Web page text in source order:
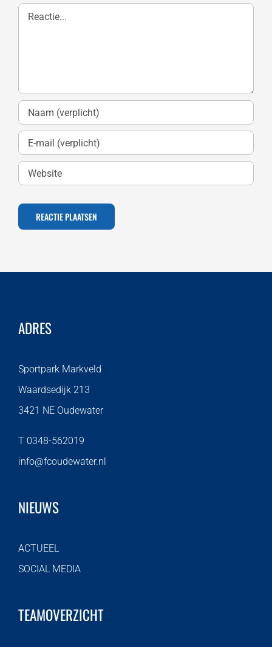
Reactie
ADRES
Sportpark Markveld
Waardsedijk 213
3421 NE Oudewater
T 0348-562019
info@fcoudewater.nl
NIEUWS
ACTUEEL
SOCIAL MEDIA
TEAMOVERZICHT